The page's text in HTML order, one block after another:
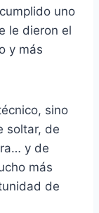
uno
le dieron el
y más
sino
soltar, de
y de
más
de